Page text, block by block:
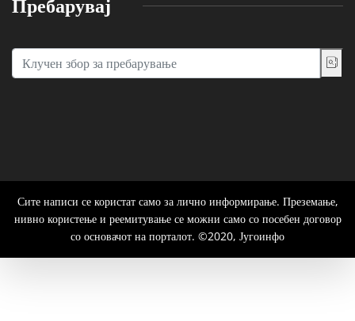
Сите написи се користат само за лично информирање. Преземање,
нивно користење и реемитување се можни само со посебен договор
со основачот на порталот. ©2020, Југоинфо